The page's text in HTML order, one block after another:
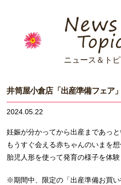
ニュース＆ト
井筒屋小倉店「出産準備フェア」
2024.05.22
妊娠が分かってから出産まであっ
もうすぐ会える赤ちゃんのいまを
胎児人形を使って発育の様子を体験
※期間中、限定の「出産準備お買